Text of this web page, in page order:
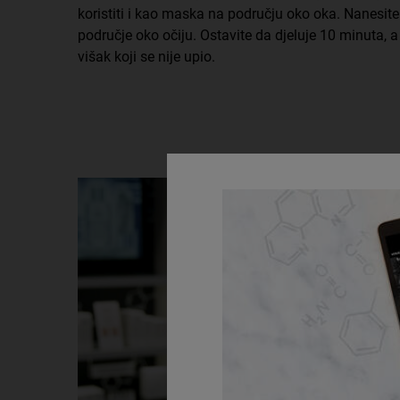
koristiti i kao maska na području oko oka.
područje oko očiju. Ostavite da djeluje 10 minuta,
višak koji se nije upio.